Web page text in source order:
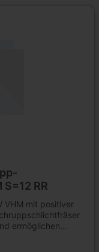
S=12 RR
VHM mit positiver
ermöglichen
Antriebsleistung